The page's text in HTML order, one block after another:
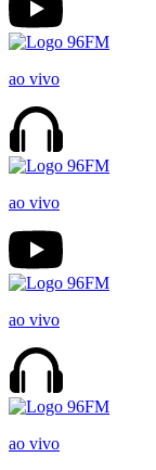
ao vivo
ao vivo
ao vivo
ao vivo